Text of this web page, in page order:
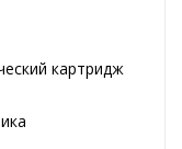
картридж